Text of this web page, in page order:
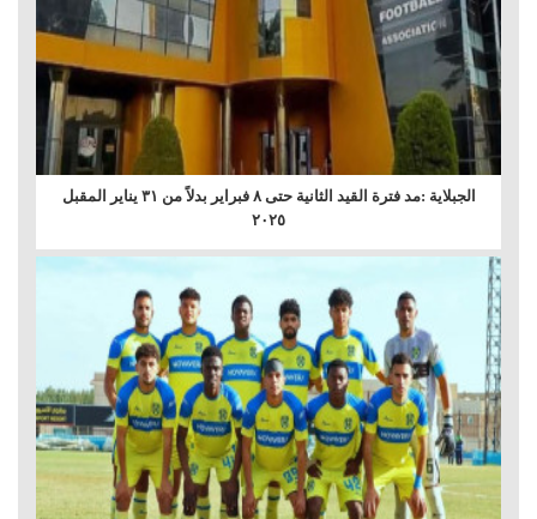
الجبلاية :مد فترة القيد الثانية حتى ٨ فبراير بدلاً من ٣١ يناير المقبل
٢٠٢٥